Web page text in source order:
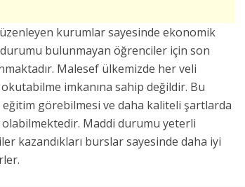
kurumlar sayesinde ekonomik
bulunmayan öğrenciler için son
Malesef ülkemizde her veli
imkanına sahip değildir. Bu
görebilmesi ve daha kaliteli şartlarda
olabilmektedir. Maddi durumu yeterli
kazandıkları burslar sayesinde daha iyi